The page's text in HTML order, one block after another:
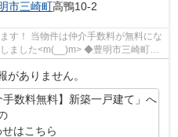
市三崎町高鴨10-2
す！ 当物件は仲介手数料が無料にな
◆豊明市三崎町高
がありません。
数料無料】新築一戸建て」へ
はこちら